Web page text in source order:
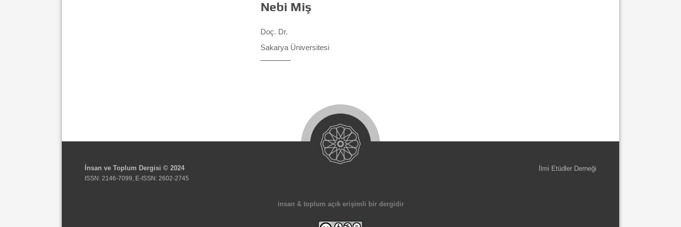
Nebi Miş
Doç. Dr.
Sakarya Üniversitesi
İnsan ve Toplum Dergisi © 2024
ISSN: 2146-7099, E-ISSN: 2602-2745
İlmi Etüdler Derneği
insan & toplum açık erişimli bir dergidir